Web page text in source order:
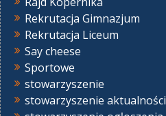
Rekrutacja Gimnazjum
Rekrutacja Liceum
Say cheese
Sportowe
stowarzyszenie
stowarzyszenie aktualności